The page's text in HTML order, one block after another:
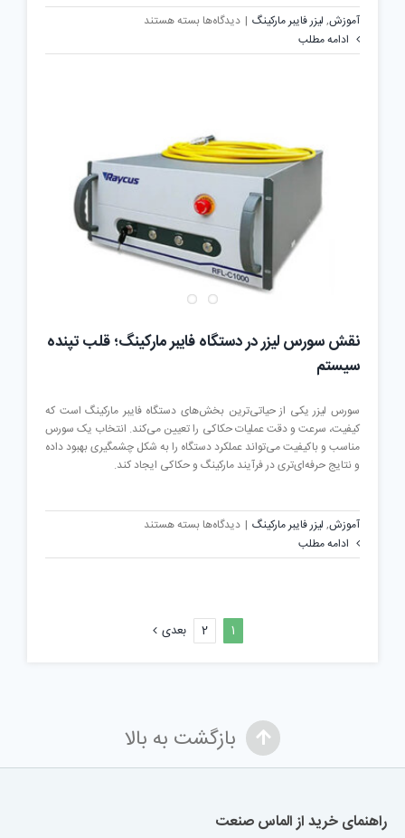
آموزش, لیزر فایبر مارکینگ | دیدگاه‌ها برای
گالوو
بسته هستند
ادامه مطلب
نقش سورس لیزر در دستگاه فایبر مارکینگ؛ قلب تپنده
سیستم
سورس لیزر یکی از حیاتی‌ترین بخش‌های دستگاه فایبر مارکینگ است که
کیفیت، سرعت و دقت عملیات حکاکی را تعیین می‌کند. انتخاب یک سورس
مناسب و باکیفیت می‌تواند عملکرد دستگاه را به شکل چشمگیری بهبود داده
و نتایج حرفه‌ای‌تری در فرآیند مارکینگ و حکاکی ایجاد کند.
آموزش, لیزر فایبر مارکینگ | دیدگاه‌ها برای
سورس
دستگاه
فایبر
بسته هستند
ادامه مطلب
1
2 بعدی
بازگشت به بالا
راهنمای خرید از الماس صنعت